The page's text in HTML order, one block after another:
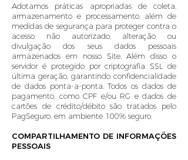
Adotamos práticas apropriadas de coleta,
armazenamento e processamento, além de
medidas de segurança para proteger contra o
acesso não autorizado, alteração ou
divulgação dos seus dados pessoais
armazenados em nosso Site. Além disso o
servidor é protegido por criptografia SSL de
última geração, garantindo confidencialidade
de dados ponta-a-ponta. Todos os dados de
pagamento, como CPF e/ou RG e dados de
cartões de crédito/débito são tratados pelo
PagSeguro, em ambiente 100% seguro.
COMPARTILHAMENTO DE INFORMAÇÕES
PESSOAIS